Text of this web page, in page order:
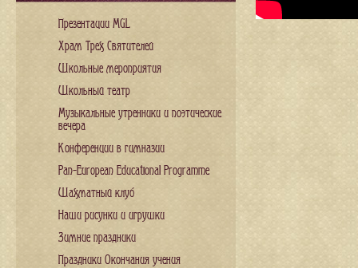
Презентации MGL
Храм Трех Святителей
Школьные мероприятия
Школьный театр
Музыкальные утренники и поэтические
вечера
Конференции в гимназии
Pan-European Educational Programme
Шахматный клуб
Наши рисунки и игрушки
Зимние праздники
Праздники Окончания учения